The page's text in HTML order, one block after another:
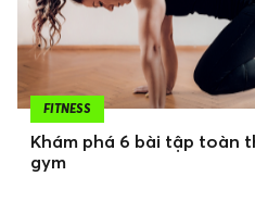
FITNESS
Khám phá 6 bài tập toàn
gym